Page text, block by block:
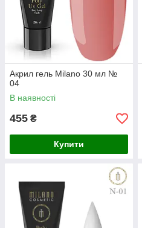
Акрил гель Milano 30 мл №
04
В наявності
455 ₴
Купити